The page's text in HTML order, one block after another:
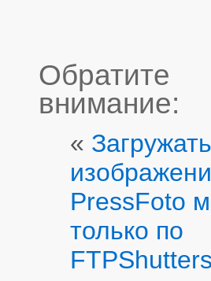
Обратите
внимание:
« Загружать
PressFoto
только по
FTP